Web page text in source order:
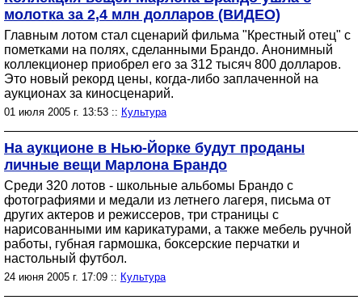
молотка за 2,4 млн долларов (ВИДЕО)
Главным лотом стал сценарий фильма "Крестный отец" с
пометками на полях, сделанными Брандо. Анонимный
коллекционер приобрел его за 312 тысяч 800 долларов.
Это новый рекорд цены, когда-либо заплаченной на
аукционах за киносценарий.
01 июля 2005 г. 13:53 :: Культура
На аукционе в Нью-Йорке будут проданы
личные вещи Марлона Брандо
Среди 320 лотов - школьные альбомы Брандо с
фотографиями и медали из летнего лагеря, письма от
других актеров и режиссеров, три страницы с
нарисованными им карикатурами, а также мебель ручной
работы, губная гармошка, боксерские перчатки и
настольный футбол.
24 июня 2005 г. 17:09 :: Культура